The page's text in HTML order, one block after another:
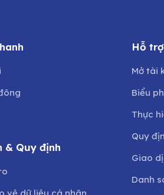
& Quy định
Hỗ
Mở tài
Biểu
Thực
Quy
Giao
Danh